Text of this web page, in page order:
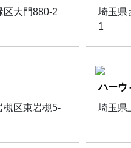
区大門880-2
埼玉県
1
槻区東岩槻5-
ハーウ
埼玉県